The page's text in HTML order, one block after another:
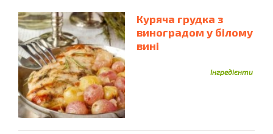
Куряча грудка з
виноградом у білому
вині
Інгредієнти